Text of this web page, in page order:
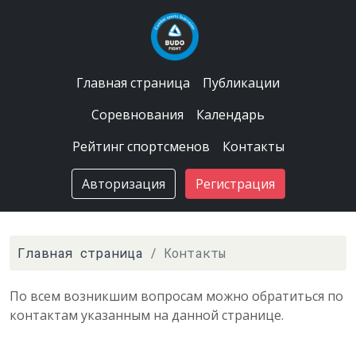
Главная страница
Публикации
Соревнования
Календарь
Рейтинг спортсменов
Контакты
Авторизация Регистрация
Главная страница Контакты
По всем возникшим вопросам можно обратиться по
контактам указанным на данной странице.